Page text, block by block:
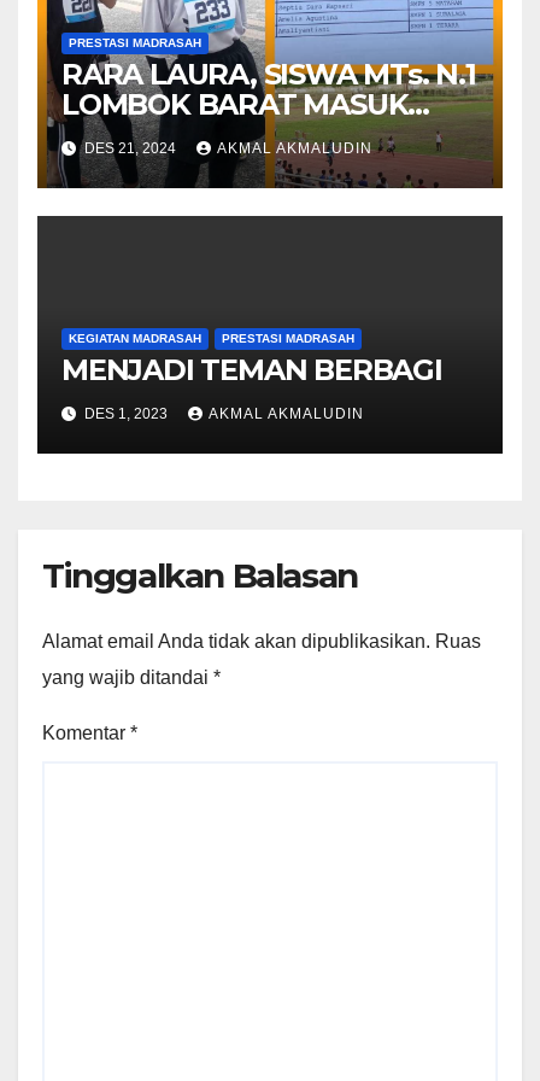
PRESTASI MADRASAH
RARA LAURA, SISWA MTs. N.1
LOMBOK BARAT MASUK
FINAL KEJURDA ATLETIK
DES 21, 2024 AKMAL AKMALUDIN
KEGIATAN MADRASAH PRESTASI MADRASAH
MENJADI TEMAN BERBAGI
DES 1, 2023 AKMAL AKMALUDIN
Tinggalkan Balasan
Alamat email Anda tidak akan dipublikasikan. Ruas
yang wajib ditandai *
Komentar *